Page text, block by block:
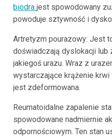
biodra jest spowodowany
powoduje sztywność i
Artretyzm pourazowy: Jest
doświadczają dyslokacji lub
jakiegoś urazu. Wraz z
wystarczające krążenie
jest zdeformowana.
Reumatoidalne zapalenie
spowodowane nadmiernie
odpornościowym. Ten stan